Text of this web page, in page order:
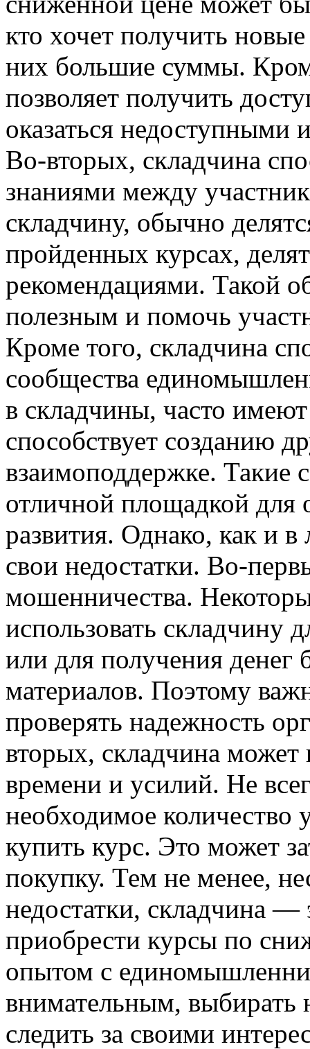
кто хочет получить новые
них большие суммы.
позволяет получить
оказаться недоступными
Во-вторых, складчина
знаниями между
складчину, обычно
пройденных курсах,
рекомендациями. Такой
полезным и помочь
Кроме того, складчина
сообщества
в складчины, часто
способствует созданию
взаимоподдержке. Такие
отличной площадкой
развития. Однако, как и
свои недостатки. Во-
мошенничества.
использовать складчину
или для получения денег
материалов. Поэтому
проверять надежность
вторых, складчина может
времени и усилий. Не
необходимое количество
купить курс. Это может
покупку. Тем не менее,
недостатки, складчина —
приобрести курсы по
опытом с
внимательным, выбирать
следить за своими